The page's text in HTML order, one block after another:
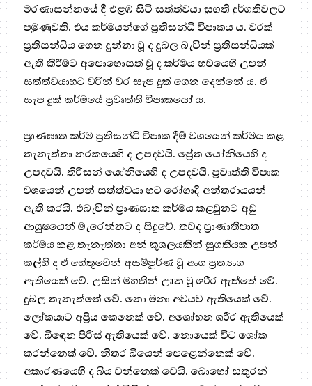
මරණාසන්නයේ දී එළඹ සිටි සත්ත්වයා සුගති දුර්ගතිවලට
පමුණුවති. එය කර්මයන්ගේ ප්‍ර‍තිසන්ධි විපාකය ය. වරක්
ප්‍ර‍තිසන්ධිය ගෙන දුන්නා වූ ද දුබල බැවින් ප්‍ර‍තිසන්ධියක්
ඇති කිරීමට අපොහොසත් වූ ද කර්මය භවයෙහි උපන්
සත්ත්වයාහට වරින් වර සැප දුක් ගෙන දෙන්නේ ය. ඒ
සැප දුක් කර්මයේ ප්‍ර‍වෘත්ති විපාකයෝ ය.
ප්‍රාණඝාත කර්ම ප්‍ර‍තිසන්ධි විපාක දීම් වශයෙන් කර්මය කළ
තැනැත්තා නරකයෙහි ද උපදවයි. ප්‍රේත යෝනියෙහි ද
උපදවයි. තිරිසන් යෝනියෙහි ද උපදවයි. ප්‍ර‍වෘත්ති විපාක
වශයෙන් උපන් සත්ත්වයා හට රෝගාදි අන්තරායයන්
ඇති කරයි. එබැවින් ප්‍රාණඝාත කර්මය කළවුනට අඩු
ආයුෂයෙන් මැරෙන්නට ද සිදුවේ. තවද ප්‍රාණාතිපාත
කර්මය කළ තැනැත්තා අන් කුශලයකින් සුගතියක උපන්
කල්හි ද ඒ හේතුවෙන් අසම්පූර්ණ වූ අංග ප්‍ර‍ත්‍යංග
ඇතියෙක් වේ. උසින් මහතින් ඌන වූ ශරීර ඇත්තේ වේ.
දුබල තැනැත්තේ වේ. නො මනා අවයව ඇතියෙක් වේ.
ලෝකයාට අප්‍රිය කෙනෙක් වේ. අශෝභන ශරීර ඇතියෙක්
වේ. බිඳෙන පිරිස් ඇතියෙක් වේ. නොයෙක් විට ශෝක
කරන්නෙක් වේ. නිතර බියෙන් පෙළෙන්නෙක් වේ.
අකාරණයෙහි ද බිය වන්නෙක් වෙයි. බොහෝ සතුරන්